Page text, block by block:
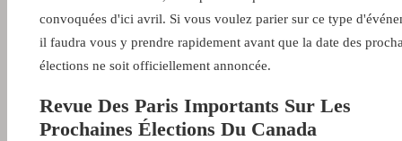
convoquées d'ici avril. Si vous voulez parier sur ce type
il faudra vous y prendre rapidement avant que la date des
élections ne soit officiellement annoncée.
Revue Des Paris Importants Sur Les
Prochaines Élections Du Canada